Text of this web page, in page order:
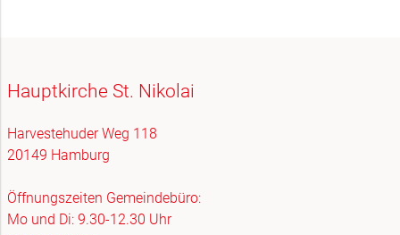
Hauptkirche St. Nikolai
Harvestehuder Weg 118
20149 Hamburg
Öffnungszeiten Gemeindebüro:
Mo und Di: 9.30-12.30 Uhr